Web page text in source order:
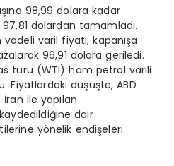
98,99 dolara kadar
dolardan tamamladı.
varil fiyatı, kapanışa
96,91 dolara geriledi.
türü (WTI) ham petrol varili
Fiyatlardaki düşüşte, ABD
İran ile yapılan
dair
yönelik endişeleri